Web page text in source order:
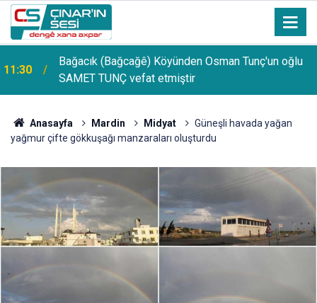
11:24
PDR Uzmanı Muhammed Beşir Özçelik: Hiçbir
şekilde puana bakılmamalı, başarı sırasına göre
tercih yapılmalı
Anasayfa Mardin Midyat‎
Güneşli havada yağan
yağmur çifte gökkuşağı manzaraları oluşturdu